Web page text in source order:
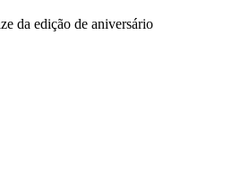
da edição de aniversário